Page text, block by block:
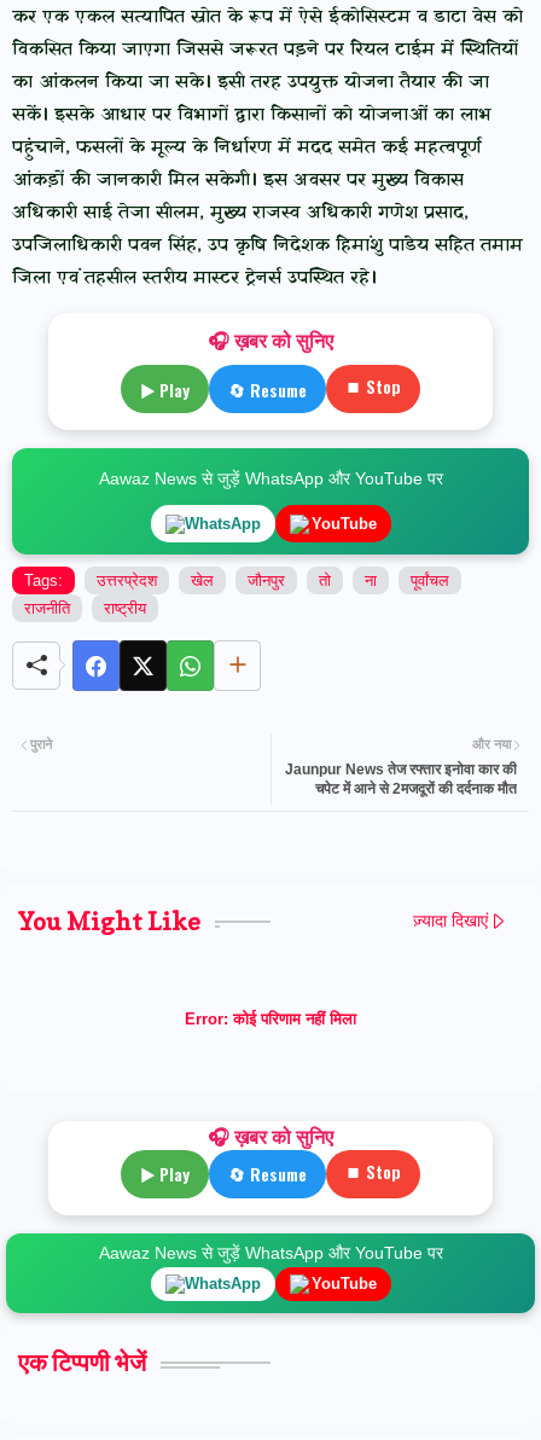
कर एक एकल सत्यापित स्रोत के रूप में ऐसे ईकोसिस्टम व डाटा वेस को
विकसित किया जाएगा जिससे जरूरत पड़ने पर रियल टाईम में स्थितियों
का आंकलन किया जा सके। इसी तरह उपयुक्त योजना तैयार की जा
सकें। इसके आधार पर विभागों द्वारा किसानों को योजनाओं का लाभ
पहुंचाने, फसलों के मूल्य के निर्धारण में मदद समेत कई महत्वपूर्ण
आंकड़ों की जानकारी मिल सकेगी। इस अवसर पर मुख्य विकास
अधिकारी साई तेजा सीलम, मुख्य राजस्व अधिकारी गणेश प्रसाद,
उपजिलाधिकारी पवन सिंह, उप कृषि निदेशक हिमांशु पांडेय सहित तमाम
जिला एवं तहसील स्तरीय मास्टर ट्रेनर्स उपस्थित रहे।
🎧 ख़बर को सुनिए
▶ Play 🔄 Resume ⏹ Stop
Aawaz News से जुड़ें WhatsApp और YouTube पर
WhatsApp YouTube
Tags: उत्तरप्रेदश खेल जौनपुर तो ना
पूर्वांचल
राजनीति
राष्ट्रीय
और नया
Jaunpur News तेज रफ्तार इनोवा कार की
चपेट में आने से 2मजदूरों की दर्दनाक मौत
पुराने
You Might Like ज़्यादा दिखाएं
Error: कोई परिणाम नहीं मिला
🎧 ख़बर को सुनिए
▶ Play 🔄 Resume ⏹ Stop
Aawaz News से जुड़ें WhatsApp और YouTube पर
WhatsApp YouTube
एक टिप्पणी भेजें